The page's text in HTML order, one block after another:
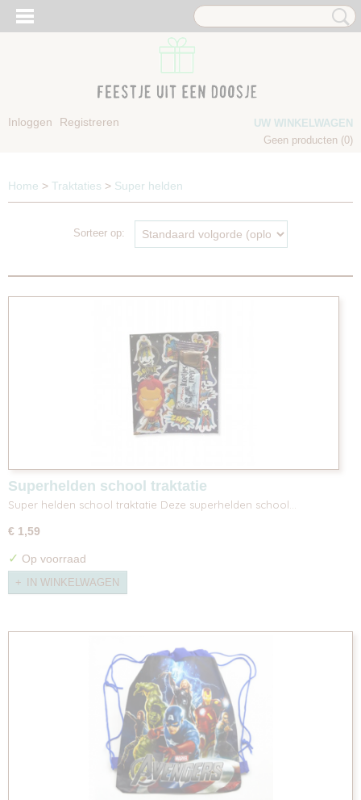
Inloggen Registreren
UW WINKELWAGEN
Geen producten (0)
Home > Traktaties > Super helden
Sorteer op:
Superhelden school traktatie
Super helden school traktatie Deze superhelden school…
€ 1,59
✓ Op voorraad
IN WINKELWAGEN